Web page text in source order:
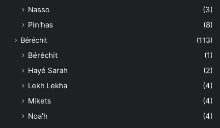
Nasso
(3)
Pin'has
(8)
Béréchit (113)
Béréchit
(1)
Hayé Sarah
(2)
Lekh Lekha
(4)
Mikets
(4)
Noa'h
(4)